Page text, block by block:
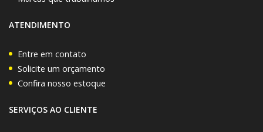
ATENDIMENTO
Entre em contato
Solicite um orçamento
Confira nosso estoque
SERVIÇOS AO CLIENTE